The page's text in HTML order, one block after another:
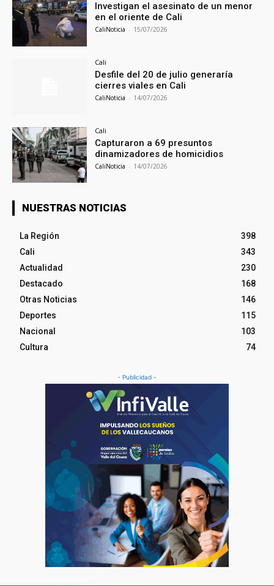
Investigan el asesinato de un menor
en el oriente de Cali
CaliNoticia - 15/07/2026
Cali
Desfile del 20 de julio generaría
cierres viales en Cali
CaliNoticia - 14/07/2026
Cali
Capturaron a 69 presuntos
dinamizadores de homicidios
CaliNoticia - 14/07/2026
NUESTRAS NOTICIAS
La Región
398
Cali
343
Actualidad
230
Destacado
168
Otras Noticias
146
Deportes
115
Nacional
103
Cultura
74
- Publicidad -